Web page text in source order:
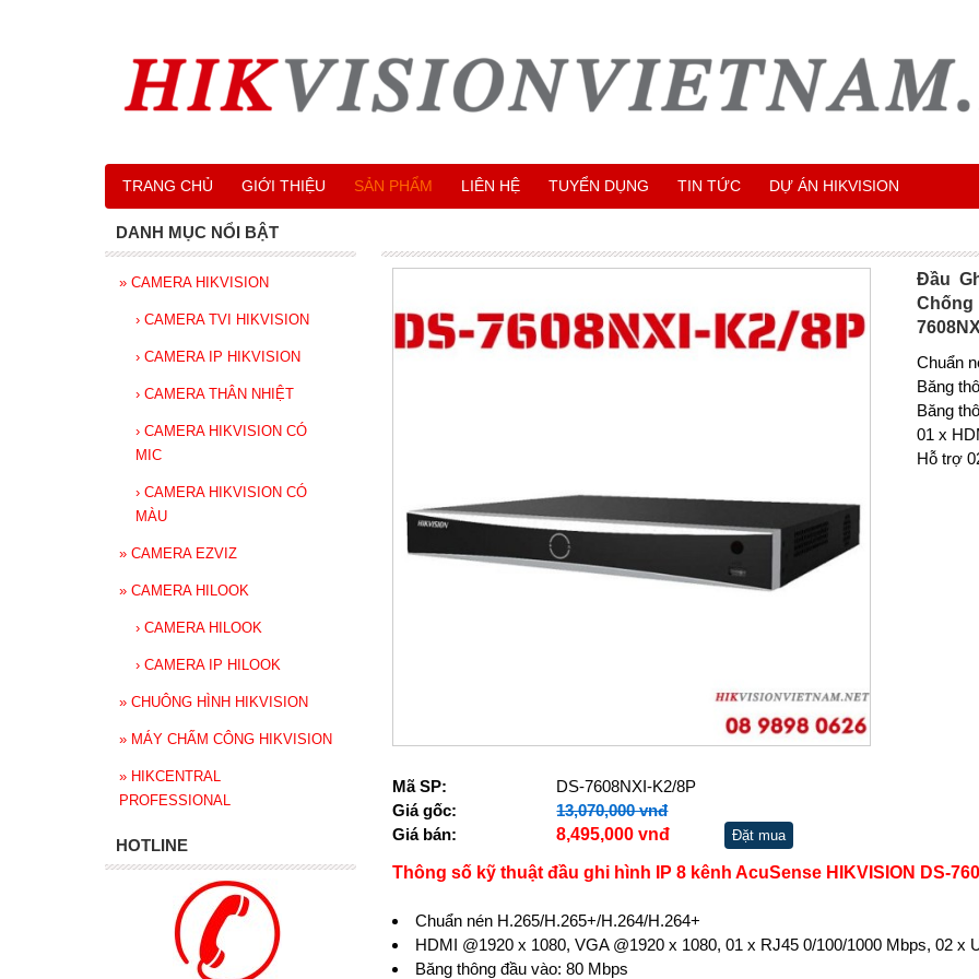
Đầu
Chuẩn
Băng
Băng
01 x
Hỗ trợ
Mã SP:
DS-7608NXI-K2/8P
Giá gốc:
13,070,000 vnđ
Giá bán:
8,495,000 vnđ Đặt mua
Thông số kỹ thuật đầu ghi hình IP 8 kênh AcuSense HIKVISION DS-
Chuẩn nén H.265/H.265+/H.264/H.264+
HDMI @1920 x 1080, VGA @1920 x 1080, 01 x RJ45 0/100/1000 Mbps, 02 x
Băng thông đầu vào: 80 Mbps
DANH MỤC NỔI BẬT
» CAMERA HIKVISION
› CAMERA TVI HIKVISION
› CAMERA IP HIKVISION
› CAMERA THÂN NHIỆT
› CAMERA HIKVISION CÓ
MIC
› CAMERA HIKVISION CÓ
MÀU
» CAMERA EZVIZ
» CAMERA HILOOK
› CAMERA HILOOK
› CAMERA IP HILOOK
» CHUÔNG HÌNH HIKVISION
» MÁY CHẤM CÔNG HIKVISION
» HIKCENTRAL
PROFESSIONAL
HOTLINE
TRANG CHỦ GIỚI THIỆU SẢN PHẨM LIÊN HỆ TUYỂN DỤNG TIN TỨC DỰ ÁN HIKVISION